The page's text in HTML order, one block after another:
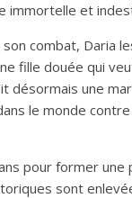
immortelle et
combat, Daria
fille douée qui
désormais une
le monde
pour former
sont